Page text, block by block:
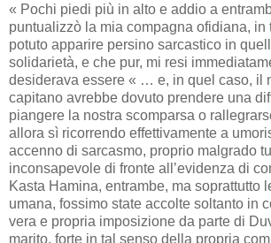
« Pochi piedi più in alto e addio a
puntualizzò la mia compagna ofidiana, in
potuto apparire persino sarcastico in
solidarietà, e che pur, mi resi
desiderava essere « … e, in quel caso, il
capitano avrebbe dovuto prendere una
piangere la nostra scomparsa o
allora sì ricorrendo effettivamente a
accenno di sarcasmo, proprio malgrado
inconsapevole di fronte all’evidenza di
Kasta Hamina, entrambe, ma soprattutto
umana, fossimo state accolte soltanto in
vera e propria imposizione da parte di
marito, forte in tal senso della propria